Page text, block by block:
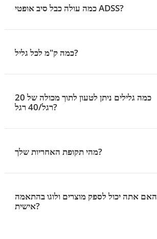
כמה עולה כבל סיב אופטי ADSS?
כמה ק"מ לכל גליל?
כמה גלילים ניתן לטעון לתוך מכולה של 20
רגל/40 רגל?
מהי תקופת האחריות שלך?
האם אתה יכול לספק מוצרים ולוגו בהתאמה
אישית?